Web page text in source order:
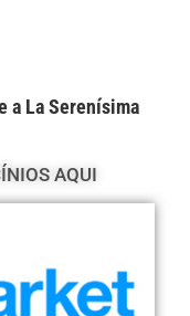
a La Serenísima
AQUI